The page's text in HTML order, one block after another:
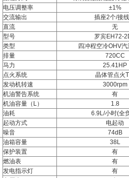
电压调整率
±1%
交流输出
插座2个/接
直流
无
型号
罗宾EH72-
类型
四冲程空冷OHV
排量
720CC
马力
25.41HP
点火系统
晶体管点火
发动机转速
3000rpm
机油警告系统
有
机油容量（L）
1.8
油耗
6.9L/小时(全
起动方式
电起动
噪音
74dB
油箱容量
38L
保护装置
有
燃油表
有
发电指示灯
有